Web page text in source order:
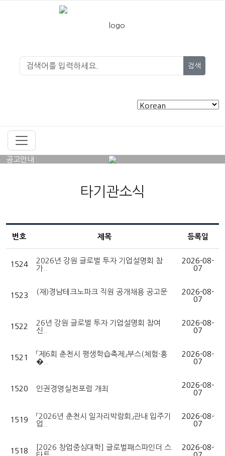
검색
공고안내
타기관소식
번호 제목 등록일
1524
2026년 강원 글로벌 투자 기업설명회 참
가..
2026-08-
07
1523 (재)경남테크노파크 직원 공개채용 공고문
2026-08-
07
1522
26년 강원 글로벌 투자 기업설명회 참여
신..
2026-08-
07
1521
「제6회 춘천시 평생학습축제」부스(체험·홍
�..
2026-08-
07
1520 인권경영실천포럼 개최
2026-08-
07
1519
「2026년 춘천시 일자리박람회」관내 입주기
업..
2026-08-
07
1518
[2026 창업중심대학] 글로벌패스파인더 스
2026-08-